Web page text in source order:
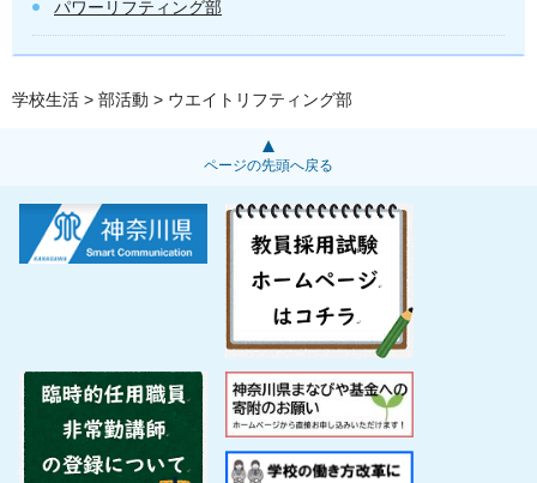
パワーリフティング部
学校生活 > 部活動 > ウエイトリフティング部
ページの先頭へ戻る